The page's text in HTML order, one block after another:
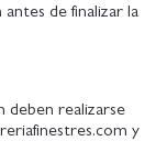
de finalizar la
deben realizarse
y